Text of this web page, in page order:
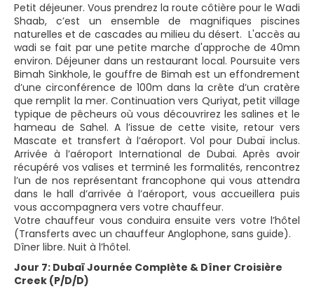
Petit déjeuner. Vous prendrez la route côtière pour le Wadi
Shaab, c’est un ensemble de magnifiques piscines
naturelles et de cascades au milieu du désert. L'accès au
wadi se fait par une petite marche d'approche de 40mn
environ. Déjeuner dans un restaurant local. Poursuite vers
Bimah Sinkhole, le gouffre de Bimah est un effondrement
d’une circonférence de 100m dans la crête d’un cratère
que remplit la mer. Continuation vers Quriyat, petit village
typique de pêcheurs où vous découvrirez les salines et le
hameau de Sahel. A l’issue de cette visite, retour vers
Mascate et transfert à l’aéroport. Vol pour Dubaï inclus.
Arrivée à l’aéroport International de Dubai. Après avoir
récupéré vos valises et terminé les formalités, rencontrez
l’un de nos représentant francophone qui vous attendra
dans le hall d’arrivée à l’aéroport, vous accueillera puis
vous accompagnera vers votre chauffeur.
Votre chauffeur vous conduira ensuite vers votre l’hôtel
(Transferts avec un chauffeur Anglophone, sans guide).
Dîner libre. Nuit à l’hôtel.
Jour 7: Dubaï Journée Complète & Dîner Croisière
Creek (P/D/D)